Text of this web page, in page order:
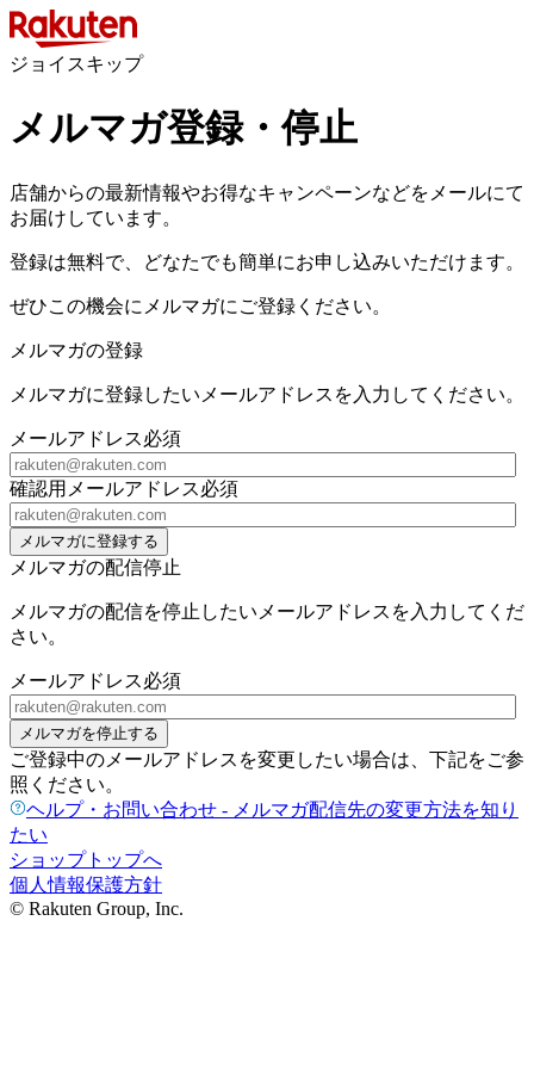
ジョイスキップ
メルマガ登録・停止
店舗からの最新情報やお得なキャンペーンなどをメールにて
お届けしています。
登録は無料で、どなたでも簡単にお申し込みいただけます。
ぜひこの機会にメルマガにご登録ください。
メルマガの登録
メルマガに登録したいメールアドレスを入力してください。
メールアドレス必須
確認用メールアドレス必須
メルマガに登録する
メルマガの配信停止
メルマガの配信を停止したいメールアドレスを入力してくだ
さい。
メールアドレス必須
メルマガを停止する
ご登録中のメールアドレスを変更したい場合は、下記をご参
照ください。
ヘルプ・お問い合わせ - メルマガ配信先の変更方法を知り
たい
ショップトップへ
個人情報保護方針
© Rakuten Group, Inc.